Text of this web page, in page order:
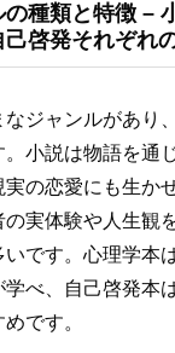
種類と特徴 –
啓発それぞれ
ジャンルがあり
小説は物語を通
の恋愛にも生か
実体験や人生観
です。心理学本
べ、自己啓発本
です。